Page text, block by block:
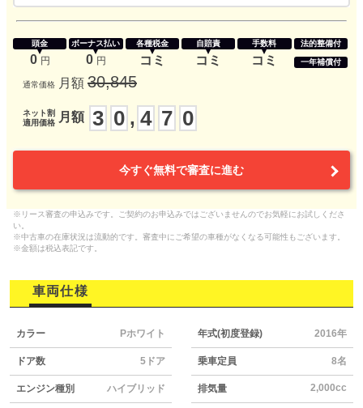
頭金
0 円
ボーナス払い
0 円
各種税金
コミ
自賠責
コミ
手数料
コミ
法的整備付
一年補償付
通常価格 月額 30,845
ネット割
適用価格
月額 3 0 , 4 7 0
今すぐ無料で審査に進む
※リース審査の申込みです。ご契約のお申込みではございませんのでお気軽にお試しくださ
い。
※中古車の在庫状況は流動的です。審査中にご希望の車種がなくなる可能性もございます。
※金額は税込表記です。
車両仕様
カラー Pホワイト 年式(初度登録) 2016年
ドア数 5ドア 乗車定員 8名
エンジン種別 ハイブリッド 排気量 2,000cc